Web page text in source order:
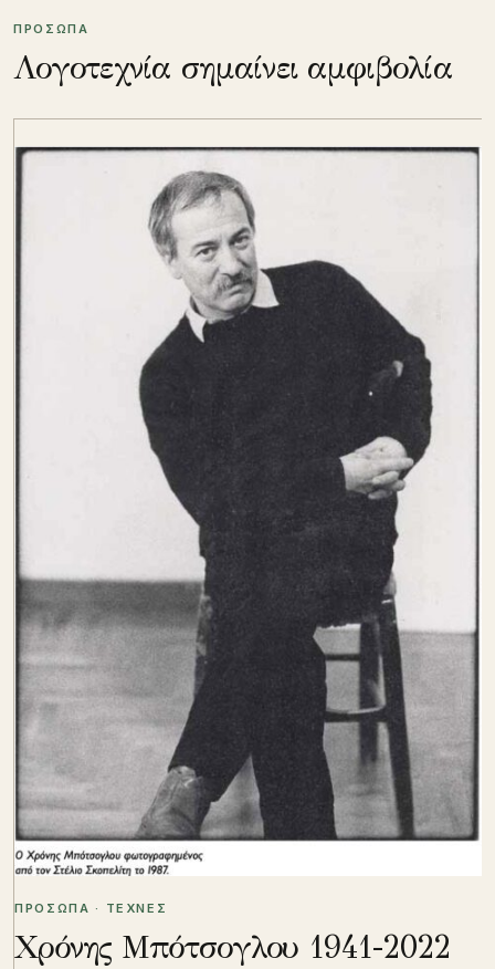
ΠΡΟΣΩΠΑ
Λογοτεχνία σημαίνει αμφιβολία
ΠΡΟΣΩΠΑ · ΤΕΧΝΕΣ
Χρόνης Μπότσογλου 1941-2022